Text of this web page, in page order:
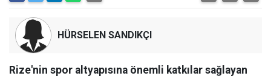
HÜRSELEN SANDIKÇI
Rize'nin spor altyapısına önemli katkılar sağlayan